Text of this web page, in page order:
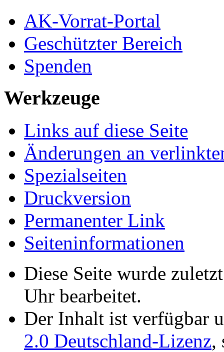
AK-Vorrat-Portal
Geschützter Bereich
Spenden
Werkzeuge
Links auf diese Seite
Änderungen an
Spezialseiten
Druckversion
Permanenter Link
Seiten­­informationen
Diese Seite wurde
Uhr bearbeitet.
Der Inhalt ist verfügbar
2.0 Deutschland-Lizenz,